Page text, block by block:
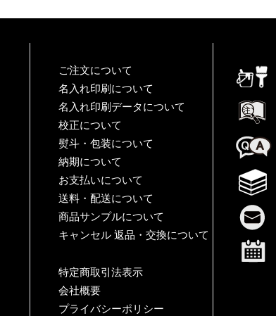
ご注文について
名入れ印刷について
名入れ印刷データについて
校正について
熨斗・包装について
納期について
お支払いについて
送料・配送について
商品サンプルについて
キャンセル 返品・交換について
特定商取引法表示
会社概要
プライバシーポリシー